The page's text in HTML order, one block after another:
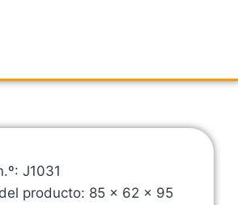
J1031
producto: 85 x 62 x 95